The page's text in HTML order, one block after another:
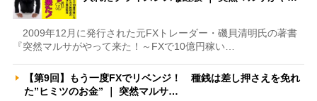
2009年12月に発行された元FXトレーダー・磯貝清明氏の著書
『突然マルサがやって来た！～FXで10億円稼い…
【第9回】もう一度FXでリベンジ！ 種銭は差し押さえを免れ
た”ヒミツのお金” ｜ 突然マルサ…